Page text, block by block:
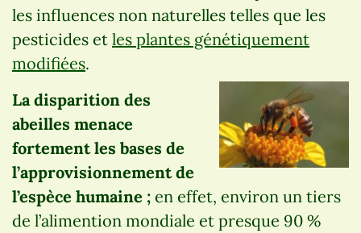
les influences non naturelles telles que les
pesticides et les plantes génétiquement
modifiées.
La disparition des
abeilles menace
fortement les bases de
l’approvisionnement de
l’espèce humaine ; en effet, environ un tiers
de l’alimention mondiale et presque 90 %